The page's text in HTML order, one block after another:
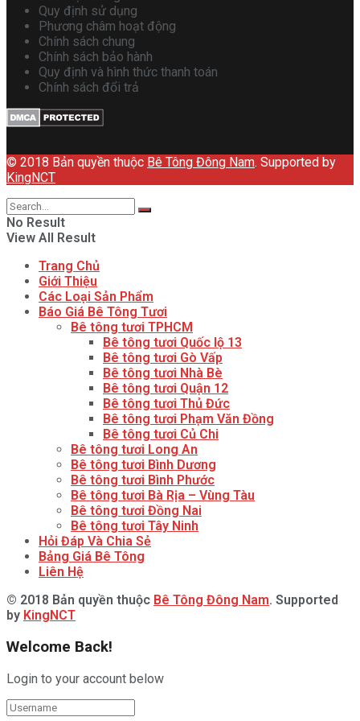
Quy định sử dụng
Phương châm hoạt động
Chính sách chung
Chính sách bảo hành
Quy định và hình thức thanh toán
Chính sách đổi trả
© 2018 Bản quyền thuộc Bê Tông Đông Nam. Supported by
KingNCT
No Result
View All Result
Trang Chủ
Giới Thiệu
Các Loại Sản Phẩm
Báo Giá Bê Tông Tươi
Bê tông tươi TPHCM
Bê tông tươi Quốc lộ 13
Bê tông tươi Gò Vấp
Bê tông tươi Nhà Bè
Bê tông tươi Quận 12
Bê tông tươi Thủ Đức
Bê tông tươi Phạm Văn Đồng
Bê tông tươi Củ Chi
Bê tông tươi Long An
Bê tông tươi Bình Dương
Bê tông tươi Bình Phước
Bê tông tươi Bà Rịa – Vùng Tàu
Bê tông tươi Đồng Nai
Bê tông tươi Tây Ninh
Hỏi Đáp Và Chia Sẻ
Bảng Giá Bê Tông
Liên Hệ
© 2018 Bản quyền thuộc Bê Tông Đông Nam. Supported
by KingNCT
Welcome Back!
Login to your account below